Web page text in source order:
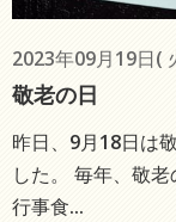
2023年09月19日(
敬老の日
昨日、9月18日は
した。 毎年、敬
行事食...